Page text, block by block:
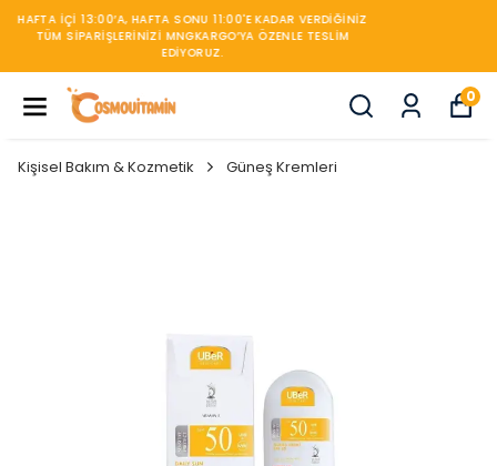
450TL ÜZERİ KARGO BEDAVA
0
Kişisel Bakım & Kozmetik Güneş Kremleri